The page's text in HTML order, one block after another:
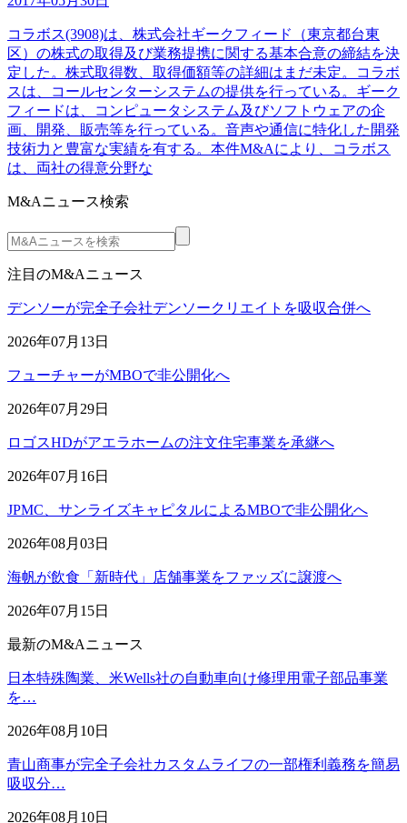
コラボス(3908)は、株式会社ギークフィード（東京都台東
区）の株式の取得及び業務提携に関する基本合意の締結を決
定した。株式取得数、取得価額等の詳細はまだ未定。コラボ
スは、コールセンターシステムの提供を行っている。ギーク
フィードは、コンピュータシステム及びソフトウェアの企
画、開発、販売等を行っている。音声や通信に特化した開発
技術力と豊富な実績を有する。本件M&Aにより、コラボス
は、両社の得意分野な
M&Aニュース検索
注目のM&Aニュース
デンソーが完全子会社デンソークリエイトを吸収合併へ
2026年07月13日
フューチャーがMBOで非公開化へ
2026年07月29日
ロゴスHDがアエラホームの注文住宅事業を承継へ
2026年07月16日
JPMC、サンライズキャピタルによるMBOで非公開化へ
2026年08月03日
海帆が飲食「新時代」店舗事業をファッズに譲渡へ
2026年07月15日
最新のM&Aニュース
日本特殊陶業、米Wells社の自動車向け修理用電子部品事業
を…
2026年08月10日
青山商事が完全子会社カスタムライフの一部権利義務を簡易
吸収分…
2026年08月10日